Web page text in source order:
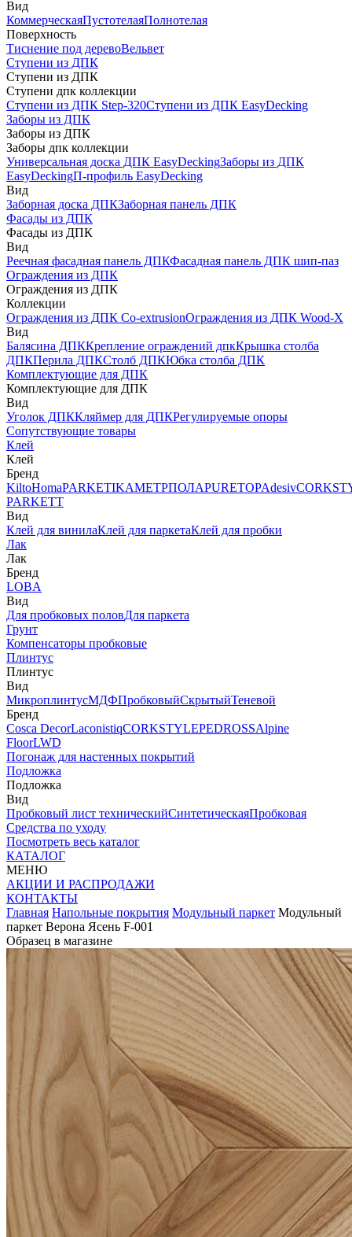
Вид
КоммерческаяПустотелаяПолнотелая
Поверхность
Тиснение под деревоВельвет
Ступени из ДПК
Ступени из ДПК
Ступени дпк коллекции
Ступени из ДПК Step-320Ступени из ДПК EasyDecking
Заборы из ДПК
Заборы из ДПК
Заборы дпк коллекции
Универсальная доска ДПК EasyDeckingЗаборы из ДПК
EasyDeckingП-профиль EasyDecking
Вид
Заборная доска ДПКЗаборная панель ДПК
Фасады из ДПК
Фасады из ДПК
Вид
Реечная фасадная панель ДПКФасадная панель ДПК шип-паз
Ограждения из ДПК
Ограждения из ДПК
Коллекции
Ограждения из ДПК Co-extrusionОграждения из ДПК Wood-X
Вид
Балясина ДПККрепление ограждений дпкКрышка столба
ДПКПерила ДПКСтолб ДПКЮбка столба ДПК
Комплектующие для ДПК
Комплектующие для ДПК
Вид
Уголок ДПККляймер для ДПКРегулируемые опоры
Сопутствующие товары
Клей
Клей
Бренд
KiltoHomaPARKETIKAМЕТРПОЛАPURETOPAdesiv
PARKETT
Вид
Клей для винилаКлей для паркетаКлей для пробки
Лак
Лак
Бренд
LOBA
Вид
Для пробковых половДля паркета
Грунт
Компенсаторы пробковые
Плинтус
Плинтус
Вид
МикроплинтусМДФПробковыйСкрытыйТеневой
Бренд
Cosca DecorLaconistiqCORKSTYLEPEDROSSAlpine
FloorLWD
Погонаж для настенных покрытий
Подложка
Подложка
Вид
Пробковый лист техническийСинтетическаяПробковая
Средства по уходу
Посмотреть весь каталог
КАТАЛОГ
МЕНЮ
АКЦИИ И РАСПРОДАЖИ
КОНТАКТЫ
Главная Напольные покрытия Модульный паркет Модульный
паркет Верона Ясень F-001
Образец в магазине